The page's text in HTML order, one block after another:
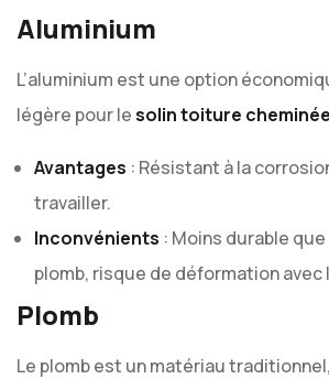
Aluminium
L’aluminium est une option
légère pour lesolin toiture cheminée
Avantages : Résistant à la
travailler.
Inconvénients : Moins durable
plomb, risque de déformation avec
Plomb
Le plomb est un matériau